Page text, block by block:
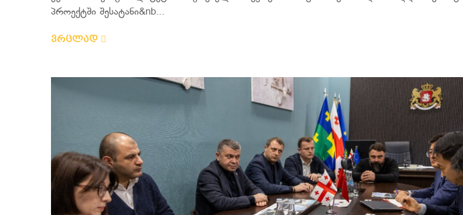
პროექტში შესატანი&nb...
ვრცლად